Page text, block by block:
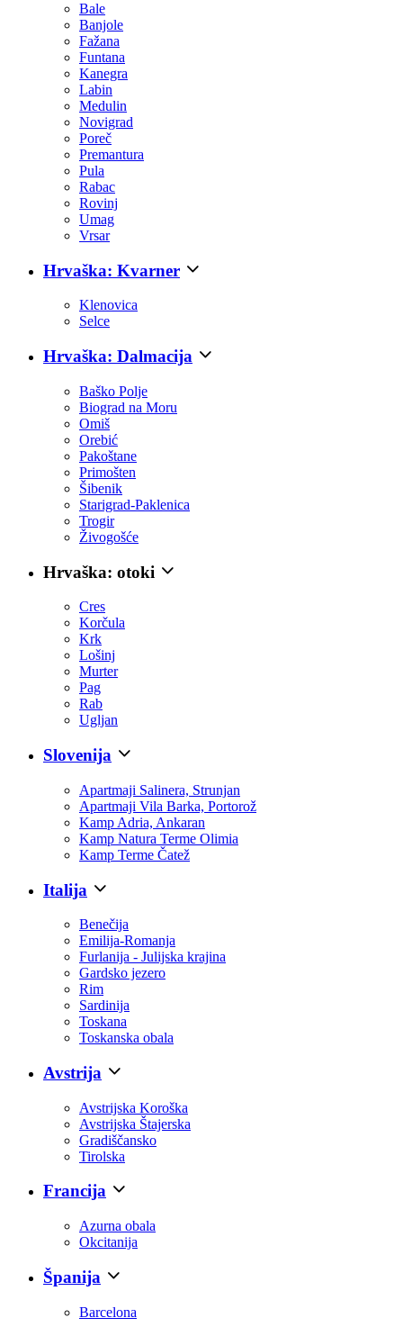
Bale
Banjole
Fažana
Funtana
Kanegra
Labin
Medulin
Novigrad
Poreč
Premantura
Pula
Rabac
Rovinj
Umag
Vrsar
Hrvaška: Kvarner
Klenovica
Selce
Hrvaška: Dalmacija
Baško Polje
Biograd na Moru
Omiš
Orebić
Pakoštane
Primošten
Šibenik
Starigrad-Paklenica
Trogir
Živogošće
Hrvaška: otoki
Cres
Korčula
Krk
Lošinj
Murter
Pag
Rab
Ugljan
Slovenija
Apartmaji Salinera, Strunjan
Apartmaji Vila Barka, Portorož
Kamp Adria, Ankaran
Kamp Natura Terme Olimia
Kamp Terme Čatež
Italija
Benečija
Emilija-Romanja
Furlanija - Julijska krajina
Gardsko jezero
Rim
Sardinija
Toskana
Toskanska obala
Avstrija
Avstrijska Koroška
Avstrijska Štajerska
Gradiščansko
Tirolska
Francija
Azurna obala
Okcitanija
Španija
Barcelona